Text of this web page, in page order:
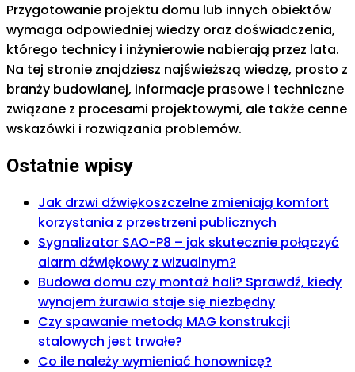
Przygotowanie projektu domu lub innych obiektów
wymaga odpowiedniej wiedzy oraz doświadczenia,
którego technicy i inżynierowie nabierają przez lata.
Na tej stronie znajdziesz najświeższą wiedzę, prosto z
branży budowlanej, informacje prasowe i techniczne
związane z procesami projektowymi, ale także cenne
wskazówki i rozwiązania problemów.
Ostatnie wpisy
Jak drzwi dźwiękoszczelne zmieniają komfort
korzystania z przestrzeni publicznych
Sygnalizator SAO-P8 – jak skutecznie połączyć
alarm dźwiękowy z wizualnym?
Budowa domu czy montaż hali? Sprawdź, kiedy
wynajem żurawia staje się niezbędny
Czy spawanie metodą MAG konstrukcji
stalowych jest trwałe?
Co ile należy wymieniać honownicę?